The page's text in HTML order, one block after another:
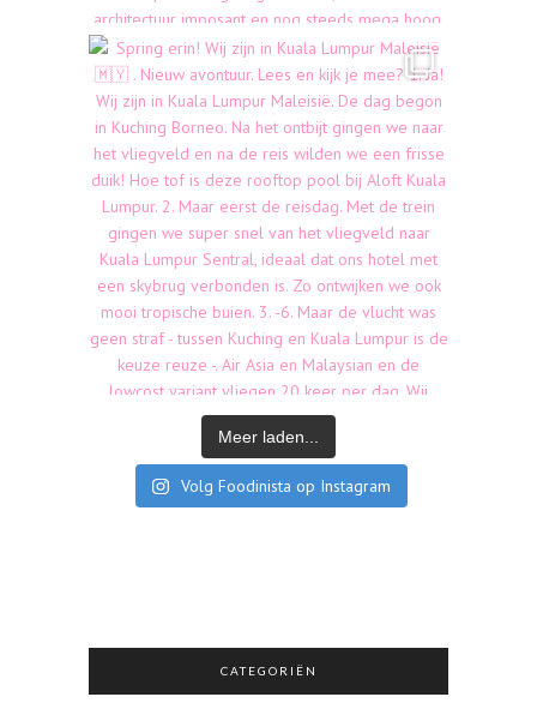
Meer laden...
Volg Foodinista op Instagram
CATEGORIËN